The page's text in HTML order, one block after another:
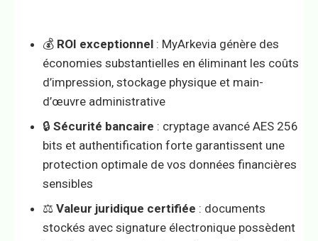
💰 ROI exceptionnel : MyArkevia génère des
économies substantielles en éliminant les coûts
d’impression, stockage physique et main-
d’œuvre administrative
🔒 Sécurité bancaire : cryptage avancé AES 256
bits et authentification forte garantissent une
protection optimale de vos données financières
sensibles
⚖️ Valeur juridique certifiée : documents
stockés avec signature électronique possèdent